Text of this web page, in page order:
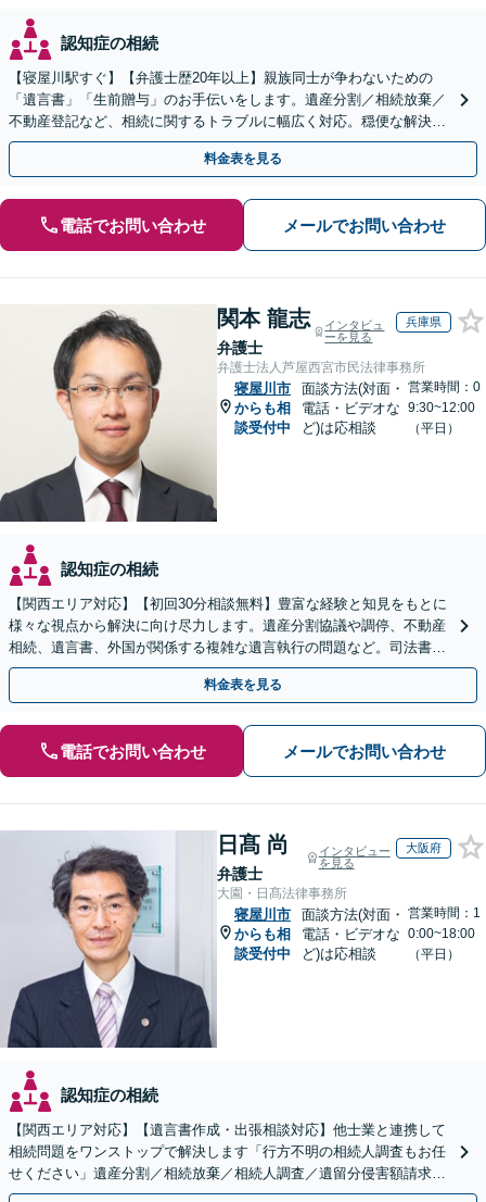
認知症の相続
【寝屋川駅すぐ】【弁護士歴20年以上】親族同士が争わないための
「遺言書」「生前贈与」のお手伝いをします。遺産分割／相続放棄／
不動産登記など、相続に関するトラブルに幅広く対応。穏便な解決を
心がけます。【初回相談無料】【夜間・休日の相談可能】
料金表を見る
電話でお問い合わせ メールでお問い合わせ
関本 龍志
弁護士
インタビュ
ーを見る
兵庫県
弁護士法人芦屋西宮市民法律事務所
寝屋川市
からも相
談受付中
面談方法(対面・
電話・ビデオな
ど)は応相談
営業時間：0
9:30~12:00
（平日）
認知症の相続
【関西エリア対応】【初回30分相談無料】豊富な経験と知見をもとに
様々な視点から解決に向け尽力します。遺産分割協議や調停、不動産
相続、遺言書、外国が関係する複雑な遺言執行の問題など。司法書士
や税理士とも連携し、円滑な解決を【オンライン面談可】
料金表を見る
電話でお問い合わせ メールでお問い合わせ
日髙 尚
弁護士
インタビュー
を見る
大阪府
大園・日髙法律事務所
寝屋川市
からも相
談受付中
面談方法(対面・
電話・ビデオな
ど)は応相談
営業時間：1
0:00~18:00
（平日）
認知症の相続
【関西エリア対応】【遺言書作成・出張相談対応】他士業と連携して
相続問題をワンストップで解決します「行方不明の相続人調査もお任
せください」遺産分割／相続放棄／相続人調査／遺留分侵害額請求／
登記など【休日・夜間面談可】【分割払い対応】